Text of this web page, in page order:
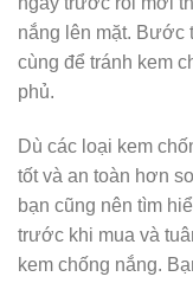
nắng lên mặt. Bước
cùng để tránh kem
phủ.
Dù các loại kem
tốt và an toàn hơn
bạn cũng nên tìm
trước khi mua và
kem chống nắng.